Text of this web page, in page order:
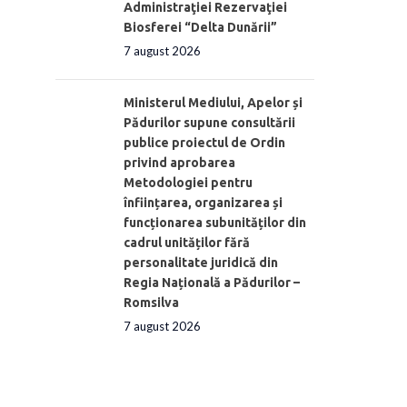
Administraţiei Rezervaţiei
Biosferei “Delta Dunării”
7 august 2026
Ministerul Mediului, Apelor și
Pădurilor supune consultării
publice proiectul de Ordin
privind aprobarea
Metodologiei pentru
înființarea, organizarea și
funcționarea subunităților din
cadrul unităților fără
personalitate juridică din
Regia Națională a Pădurilor –
Romsilva
7 august 2026